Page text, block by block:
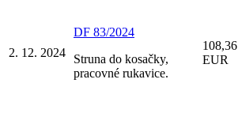
2. 12. 2024
DF 83/2024
Struna do kosačky,
pracovné rukavice.
108,36
EUR